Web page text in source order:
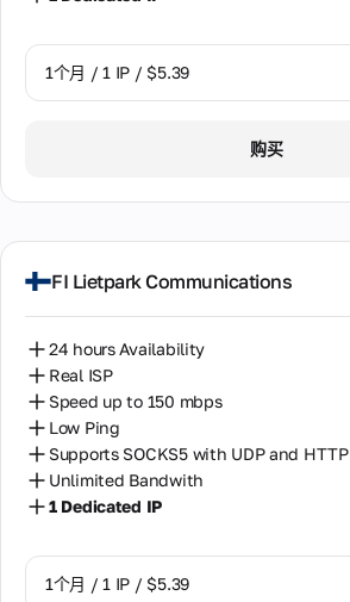
1个月 / 1 IP / $5.39
购买
FI Lietpark Communications
24 hours Availability
Real ISP
Speed up to 150 mbps
Low Ping
Supports SOCKS5 with UDP and HTTP
Unlimited Bandwith
1 Dedicated IP
1个月 / 1 IP / $5.39